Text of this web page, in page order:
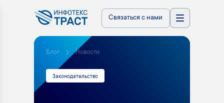
Связаться с нами
Блог Новости
Законодательство